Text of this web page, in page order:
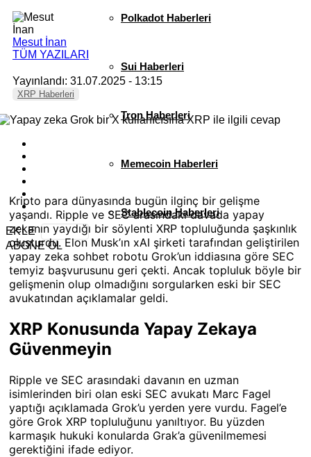
Polkadot Haberleri
Sui Haberleri
Tron Haberleri
Memecoin Haberleri
Stablecoin Haberleri
Mesut İnan
TÜM YAZILARI
Yayınlandı: 31.07.2025 - 13:15
XRP Haberleri
EKLE
ABONE OL
Kripto para dünyasında bugün ilginç bir gelişme
yaşandı. Ripple ve SEC arasındaki davada yapay
zekanın yaydığı bir söylenti XRP topluluğunda şaşkınlık
oluşturdu. Elon Musk’ın xAI şirketi tarafından geliştirilen
yapay zeka sohbet robotu Grok’un iddiasına göre SEC
temyiz başvurusunu geri çekti. Ancak topluluk böyle bir
gelişmenin olup olmadığını sorgularken eski bir SEC
avukatından açıklamalar geldi.
XRP Konusunda Yapay Zekaya
Güvenmeyin
Ripple ve SEC arasındaki davanın en uzman
isimlerinden biri olan eski SEC avukatı Marc Fagel
yaptığı açıklamada Grok’u yerden yere vurdu. Fagel’e
göre Grok XRP topluluğunu yanıltıyor. Bu yüzden
karmaşık hukuki konularda Grak’a güvenilmemesi
gerektiğini ifade ediyor.